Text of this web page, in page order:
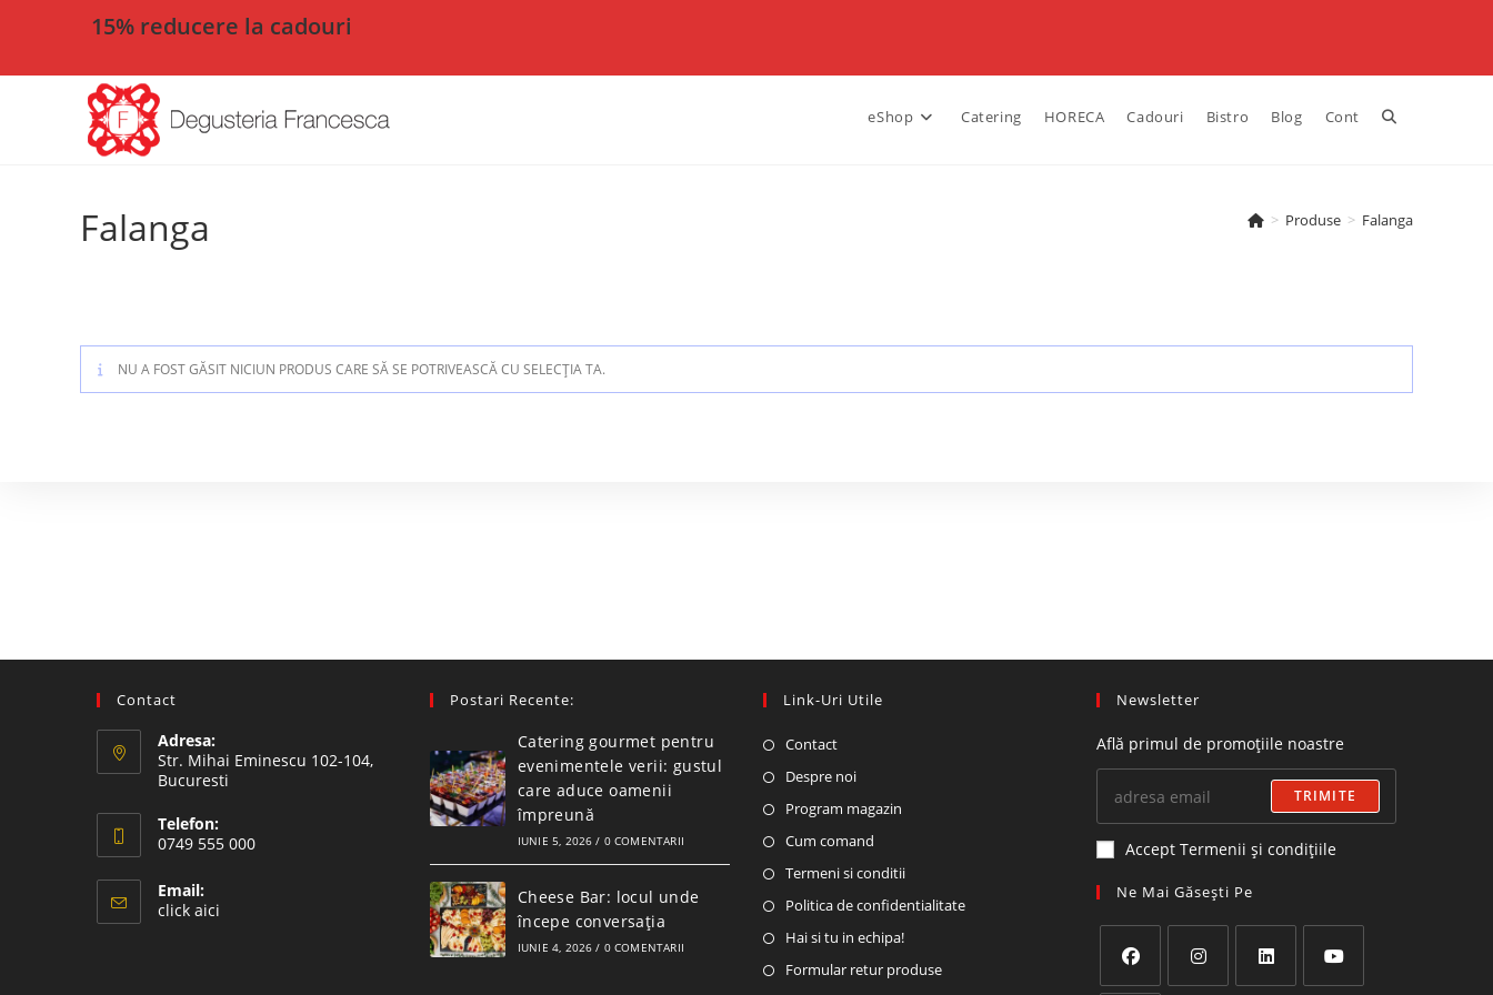
15% reducere la cadouri
eShop Catering HORECA Cadouri Bistro Blog Cont
Falanga > Produse > Falanga
NU A FOST GĂSIT NICIUN PRODUS CARE SĂ SE POTRIVEASCĂ CU SELECȚIA TA.
Contact
Adresa:
Str. Mihai Eminescu 102-104,
Bucuresti
Telefon:
0749 555 000
Email:
click aici
Postari Recente:
Catering gourmet pentru
evenimentele verii: gustul
care aduce oamenii
împreună
IUNIE 5, 2026 / 0 COMENTARII
Cheese Bar: locul unde
începe conversația
IUNIE 4, 2026 / 0 COMENTARII
Link-Uri Utile
Contact
Despre noi
Program magazin
Cum comand
Termeni si conditii
Politica de confidentialitate
Hai si tu in echipa!
Formular retur produse
Newsletter
Află primul de promoțiile noastre
TRIMITE
Accept Termenii și condițiile
Ne Mai Găsești Pe